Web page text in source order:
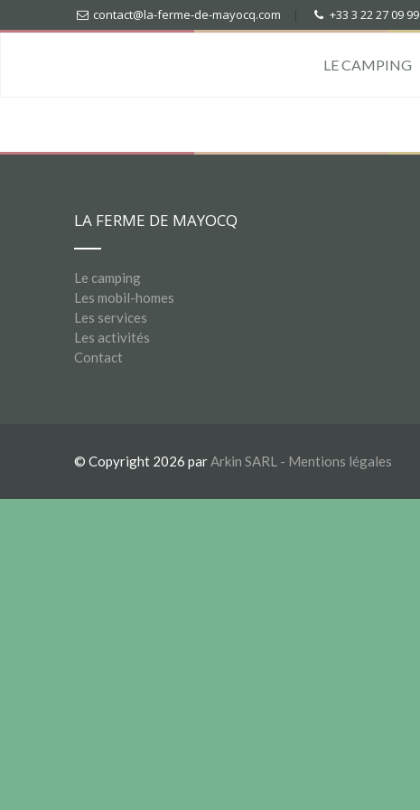
contact@la-ferme-de-mayocq.com +33 3 22 27 09 99
LE CAMPING
LA FERME DE MAYOCQ
Le camping
Les mobil-homes
Les services
Les activités
Contact
© Copyright 2026 parArkin SARL - Mentions légales